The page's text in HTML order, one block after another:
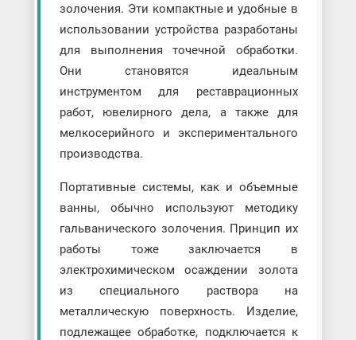
золочения. Эти компактные и удобные в
использовании устройства разработаны
для выполнения точечной обработки.
Они становятся идеальным
инструментом для реставрационных
работ, ювелирного дела, а также для
мелкосерийного и экспериментального
производства.
Портативные системы, как и объемные
ванны, обычно используют методику
гальванического золочения. Принцип их
работы тоже заключается в
электрохимическом осаждении золота
из специального раствора на
металлическую поверхность. Изделие,
подлежащее обработке, подключается к